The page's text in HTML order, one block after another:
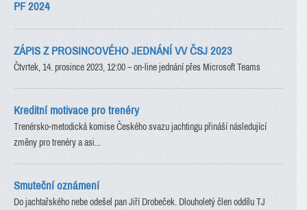
PF 2024
ZÁPIS Z PROSINCOVÉHO JEDNÁNÍ VV ČSJ 2023
Čtvrtek, 14. prosince 2023, 12:00 – on-line jednání přes Microsoft Teams
Kreditní motivace pro trenéry
Trenérsko-metodická komise Českého svazu jachtingu přináší následující
změny pro trenéry a asi...
Smuteční oznámení
Do jachtařského nebe odešel pan Jiří Drobeček. Dlouholetý člen oddílu TJ